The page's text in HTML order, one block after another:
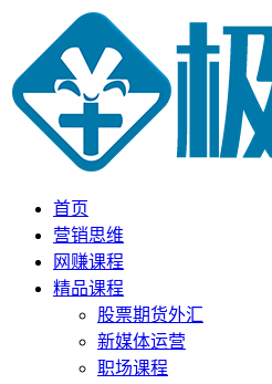
首页
营销思维
网赚课程
精品课程
股票期货外汇
新媒体运营
职场课程